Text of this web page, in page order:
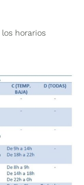
horarios